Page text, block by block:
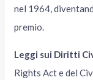
nel 1964,
premio.
Leggi sui Diritti
Rights Act e del